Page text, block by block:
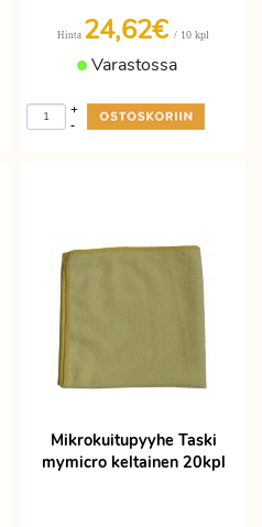
Hinta 24,62€ / 10 kpl
Varastossa
-
+
Mikrokuitupyyhe Taski
mymicro keltainen 20kpl